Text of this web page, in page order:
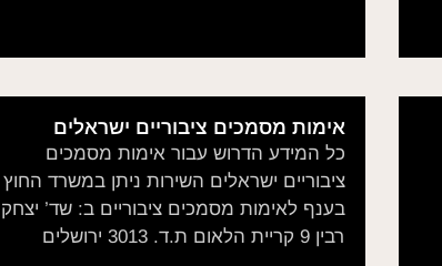
אימות מסמכים ציבוריים ישראלים
כל המידע הדרוש עבור אימות מסמכים
ציבוריים ישראלים השירות ניתן במשרד החוץ
בענף לאימות מסמכים ציבוריים ב: שד’ יצחק
רבין 9 קריית הלאום ת.ד. 3013 ירושלים